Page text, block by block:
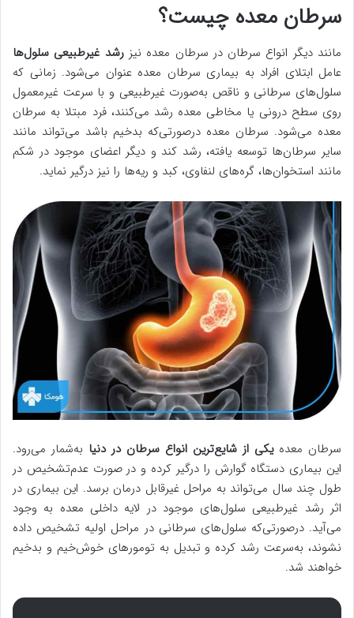
سرطان معده چیست؟
مانند دیگر انواع سرطان در سرطان معده نیزرشد غیرطبیعی سلول‌ها
عامل ابتلای افراد به بیماری سرطان معده عنوان می‌شود. زمانی که
سلول‌های سرطانی و ناقص به‌صورت غیرطبیعی و با سرعت غیرمعمول
روی سطح درونی یا مخاطی معده رشد می‌کنند، فرد مبتلا به سرطان
معده می‌شود. سرطان معده درصورتی‌که بدخیم باشد می‌تواند مانند
سایر سرطان‌ها توسعه یافته، رشد کند و دیگر اعضای موجود در شکم
مانند استخوان‌ها، گره‌های لنفاوی، کبد و ریه‌ها را نیز درگیر نماید.
سرطان معدهیکی از شایع‌ترین انواع سرطان در دنیا به‌شمار می‌رود.
این بیماری دستگاه گوارش را درگیر کرده و در صورت عدم‌تشخیص در
طول چند سال می‌تواند به مراحل غیرقابل درمان برسد. این بیماری در
اثر رشد غیرطبیعی سلول‌های موجود در لایه داخلی معده به وجود
می‌آید. درصورتی‌که سلول‌های سرطانی در مراحل اولیه تشخیص داده
نشوند، به‌سرعت رشد کرده و تبدیل به تومورهای خوش‌خیم و بدخیم
خواهند شد.